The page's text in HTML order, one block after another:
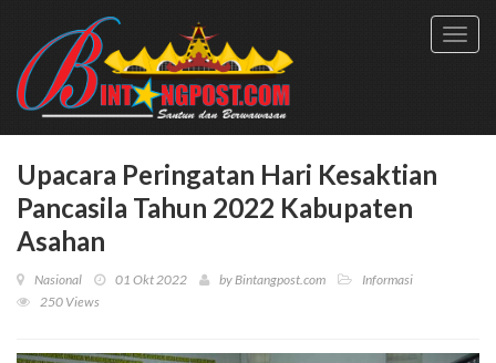
Upacara Peringatan Hari Kesaktian
Pancasila Tahun 2022 Kabupaten
Asahan
Nasional 01 Okt 2022 by Bintangpost.com
Informasi
250 Views